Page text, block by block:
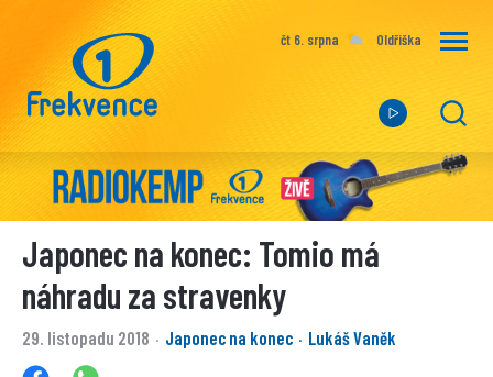
čt 6. srpna Oldřiška
Japonec na konec: Tomio má
náhradu za stravenky
29. listopadu 2018 · Japonec na konec · Lukáš Vaněk